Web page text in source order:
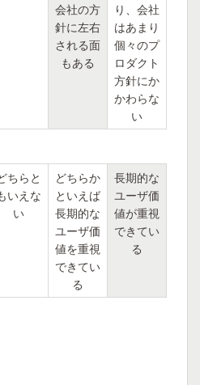
会社の方
針に左右
される面
もある
り、会社
はあまり
個々のプ
ロダクト
方針にか
かわらな
い
ちらと
いえな
い
どちらか
といえば
長期的な
ユーザ価
値を重視
できてい
る
長期的な
ユーザ価
値が重視
できてい
る